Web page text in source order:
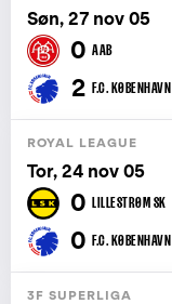
Søn, 27 nov 05
0 AAB
2 F.C. KØBENHAVN
ROYAL LEAGUE
Tor, 24 nov 05
0 LILLESTRØM SK
0 F.C. KØBENHAVN
3F SUPERLIGA